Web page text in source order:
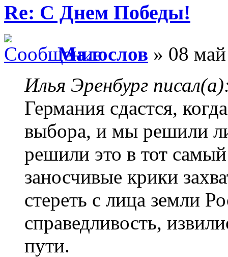
Re: С Днем Победы!
Малослов » 08
Илья Эренбург
Германия сдастся,
выбора, и мы решили
решили это в тот
заносчивые крики
стереть с лица земли
справедливость,
пути.